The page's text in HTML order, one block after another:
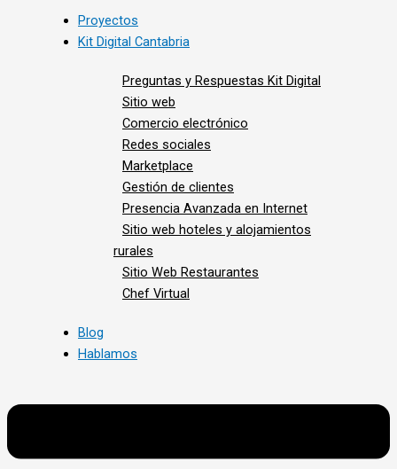
Proyectos
Kit Digital Cantabria
Preguntas y Respuestas Kit Digital
Sitio web
Comercio electrónico
Redes sociales
Marketplace
Gestión de clientes
Presencia Avanzada en Internet
Sitio web hoteles y alojamientos
rurales
Sitio Web Restaurantes
Chef Virtual
Blog
Hablamos